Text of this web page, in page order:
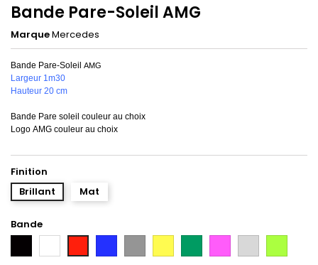
Bande Pare-Soleil AMG
MarqueMercedes
Bande Pare-Soleil AMG
Largeur 1m30
Hauteur 20 cm
Bande Pare soleil couleur au choix
Logo AMG couleur au choix
Finition
Brillant
Mat
Bande
ArgentCitron